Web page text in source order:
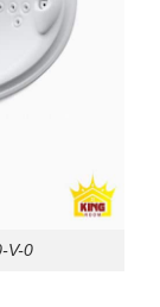
V-0